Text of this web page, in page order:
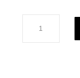
RAIDER
Light